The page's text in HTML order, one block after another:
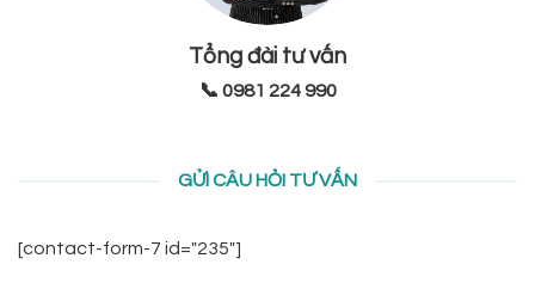
Tổng đài tư vấn
📞 0981 224 990
GỬI CÂU HỎI TƯ VẤN
[contact-form-7 id="235"]